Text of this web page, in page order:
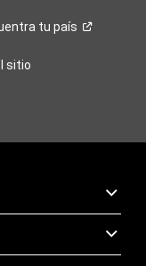
tupaís
sitio